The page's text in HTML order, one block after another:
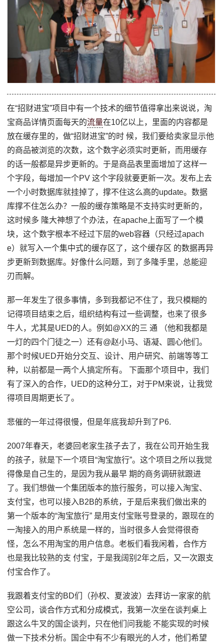
在“招财进宝”项目中有一个技术的细节值得拿出来说说，淘
宝商品详情页面每天的流量在10亿以上，里面的内容都是
放在缓存里的，做“招财进宝”的时 候，我们要给卖家显示他
的商品被浏览的次数，这个数字必须实时更新，而用缓存
的话一般都是异步更新的。于是商品表里面增加了这样一
个字段，每增加一个PV 这个字段就要更新一次。发布上去
一个小时数据库就挂掉了，撑不住这么高的update。数据
库撑不住怎么办？一般的缓存策略是不支持实时更新的，
这时候多 隆大神想了个办法，在apache上面写了一个模
块，这个数字根本不经过下层的web容器（只经过apach
e）就写入一个集中式的缓存区了，这个缓存区 的数据再异
步更新到数据库。好像什么问题，到了多隆手里，总能迎
刃而解。
那一年发生了很多事情，多到我都记不住了，我只模糊的
记得项目结束之后，组织结构有过一些调整，也来了很多
牛人，尤其是UED的人。例如@XX的三 通 （他和我都是
一灯的四个门徒之一）还有@赵小马、语凝、圆心他们。
那个时候UED开始分交互、设计、用户研究、前端等等工
种，以前都是一两个人搞定所有。 下面那个项目中，我们
有了深入的合作，UED的这种分工，对于PM来说，让我觉
得项目周期更长了。
悲催的一年过得很慢，但是年底我却升到了P6.
2007年春天，老婆回老家生孩子去了，我在公司开始生我
的孩子，就是下一个项目“淘宝旅行”。这个项目之所以我觉
得像是自己生的，是因为我从最早 期的商务调研就跟进
了。我们想做一个集团版本的旅行服务，可以接入淘宝、
支付宝，也可以接入B2B的系统，于是后来我们做出来的
第一个版本的“淘宝旅行” 是用支付宝账号登录的，跟现在的
一淘接入的用户系统是一样的，当时很多人会觉得很奇
怪，怎么不用淘宝的用户信息。老板们看我闲着，合作方
也是我比较熟的支 付宝，于是我阔别2年之后，又一次跟支
付宝合作了。
我跟着支付宝的BD们（孙权、夏波波）去拜访一家家的航
空公司，谈合作方式和分成模式，我第一次坐在谈判桌上
跟这么牛叉的国企谈判，只在他们问我能 不能实现的时候
做一下技术分析。国企中有不少有眼光的人才，他们希望